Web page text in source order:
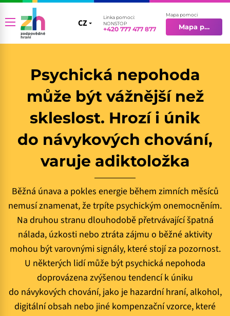
CZ
CZ
Linka pomoci:
NONSTOP
+420 777 477 877
Mapa pomoci
Mapa pomoci
Psychická nepohoda
může být vážnější než
skleslost. Hrozí i únik
do návykových chování,
varuje adiktoložka
Běžná únava a pokles energie během zimních měsíců
nemusí znamenat, že trpíte psychickým onemocněním.
Na druhou stranu dlouhodobě přetrvávající špatná
nálada, úzkosti nebo ztráta zájmu o běžné aktivity
mohou být varovnými signály, které stojí za pozornost.
U některých lidí může být psychická nepohoda
doprovázena zvýšenou tendencí k úniku
do návykových chování, jako je hazardní hraní, alkohol,
digitální obsah nebo jiné kompenzační vzorce, které